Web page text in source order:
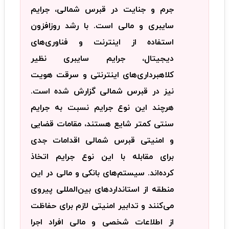
جرم و جنایت در قبرس شمالی، جرایم
سایبری و مالی است. با رشد روزافزون
استفاده از اینترنت و فناوری‌های
دیجیتال، جرایم سایبری نظیر
کلاهبرداری‌های اینترنتی و سرقت هویت
نیز در قبرس شمالی گزارش شده است.
هرچند این نوع جرایم نسبت به جرایم
سنتی کمتر شایع هستند، مقامات قضایی
و امنیتی قبرس شمالی اقدامات جدی
برای مقابله با این نوع جرایم اتخاذ
کرده‌اند. سیستم‌های بانکی و مالی در این
منطقه از استانداردهای بین‌المللی پیروی
می‌کنند و تدابیر امنیتی لازم برای حفاظت
از اطلاعات شخصی و مالی افراد اجرا